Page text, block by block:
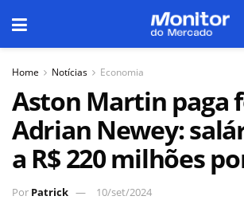
Home Notícias Economia
Aston Martin paga
Adrian Newey:
a R$ 220 milhões
Por Patrick 10/set/2024